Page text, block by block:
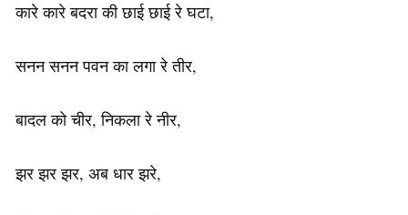
कारे कारे बदरा की छाई छाई रे घटा,
सनन सनन पवन का लगा रे तीर,
बादल को चीर, निकला रे नीर,
झर झर झर, अब धार झरे,